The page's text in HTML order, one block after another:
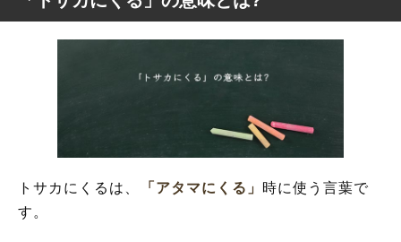
「トサカにくる」の意味とは?
「トサカにくる」を使った例文と解釈
「トサカにくる」を英語にすると?
「トサカにくる」は死語?
トサカにくるは、 「アタマにくる」 時に使う言葉で
す。